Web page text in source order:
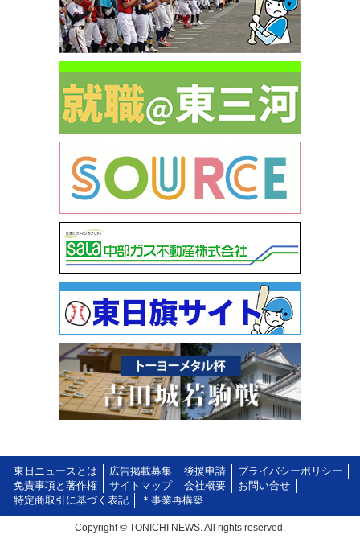
東日ニュースとは 広告掲載募集 後援申請
プライバシーポリシー
免責事項と著作権
サイトマップ 会社概要
お問い合せ
特定商取引に基づく表記
＊事業再構築
Copyright © TONICHI NEWS. All rights reserved.